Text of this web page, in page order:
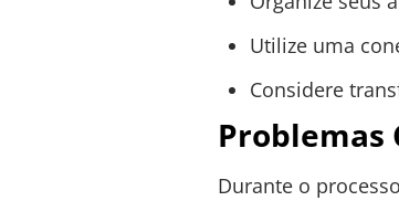
Utilize uma
Considere
Problemas
Durante o